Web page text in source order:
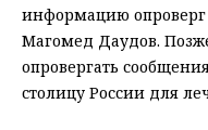
информацию опроверг
Магомед Даудов.
опровергать
столицу России для